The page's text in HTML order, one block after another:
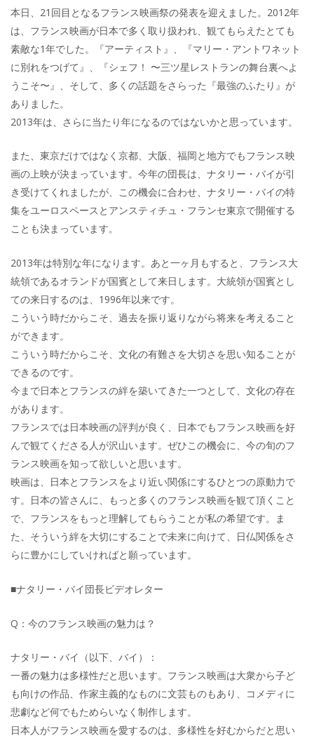
本日、21回目となるフランス映画祭の発表を迎えました。2012年
は、フランス映画が日本で多く取り扱われ、観てもらえたとても
素敵な1年でした。『アーティスト』、『マリー・アントワネット
に別れをつげて』、『シェフ！ 〜三ツ星レストランの舞台裏へよ
うこそ〜』、そして、多くの話題をさらった『最強のふたり』が
ありました。
2013年は、さらに当たり年になるのではないかと思っています。
また、東京だけではなく京都、大阪、福岡と地方でもフランス映
画の上映が決まっています。今年の団長は、ナタリー・バイが引
き受けてくれましたが、この機会に合わせ、ナタリー・バイの特
集をユーロスペースとアンスティチュ・フランセ東京で開催する
ことも決まっています。
2013年は特別な年になります。あと一ヶ月もすると、フランス大
統領であるオランドが国賓として来日します。大統領が国賓とし
ての来日するのは、1996年以来です。
こういう時だからこそ、過去を振り返りながら将来を考えること
ができます。
こういう時だからこそ、文化の有難さを大切さを思い知ることが
できるのです。
今まで日本とフランスの絆を築いてきた一つとして、文化の存在
があります。
フランスでは日本映画の評判が良く、日本でもフランス映画を好
んで観てくださる人が沢山います。ぜひこの機会に、今の旬のフ
ランス映画を知って欲しいと思います。
映画は、日本とフランスをより近い関係にするひとつの原動力で
す。日本の皆さんに、もっと多くのフランス映画を観て頂くこと
で、フランスをもっと理解してもらうことが私の希望です。ま
た、そういう絆を大切にすることで未来に向けて、日仏関係をさ
らに豊かにしていければと願っています。
■ナタリー・バイ団長ビデオレター
Q：今のフランス映画の魅力は？
ナタリー・バイ（以下、バイ）：
一番の魅力は多様性だと思います。フランス映画は大衆から子ど
も向けの作品、作家主義的なものに文芸ものもあり、コメディに
悲劇など何でもためらいなく制作します。
日本人がフランス映画を愛するのは、多様性を好むからだと思い